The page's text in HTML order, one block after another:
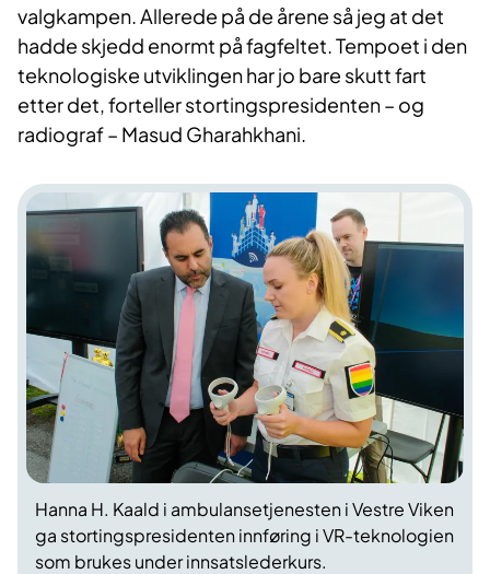
valgkampen. Allerede på de årene så jeg at det
hadde skjedd enormt på fagfeltet. Tempoet i den
teknologiske utviklingen har jo bare skutt fart
etter det, forteller stortingspresidenten – og
radiograf – Masud Gharahkhani.
Hanna H. Kaald i ambulansetjenesten i Vestre Viken
ga stortingspresidenten innføring i VR-teknologien
som brukes under innsatslederkurs.